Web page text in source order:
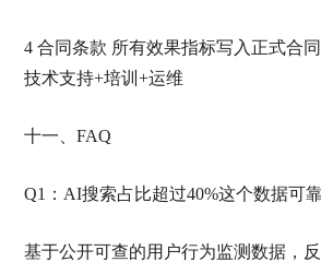
4 合同条款 所有效果指标写入正式合
技术支持+培训+运维
十一、FAQ
Q1：AI搜索占比超过40%这个数据可
基于公开可查的用户行为监测数据，